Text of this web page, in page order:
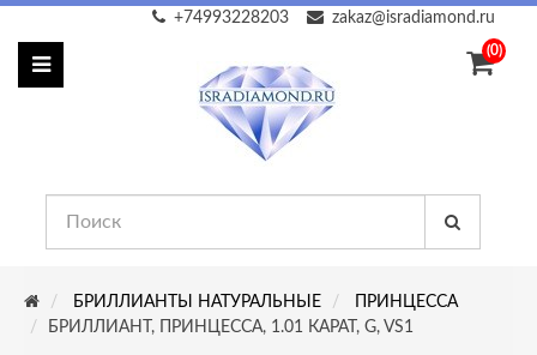
zakaz@isradiamond.ru
+74993228203
(0)
БРИЛЛИАНТЫ НАТУРАЛЬНЫЕ
ПРИНЦЕССА
БРИЛЛИАНТ, ПРИНЦЕССА, 1.01 КАРАТ, G, VS1